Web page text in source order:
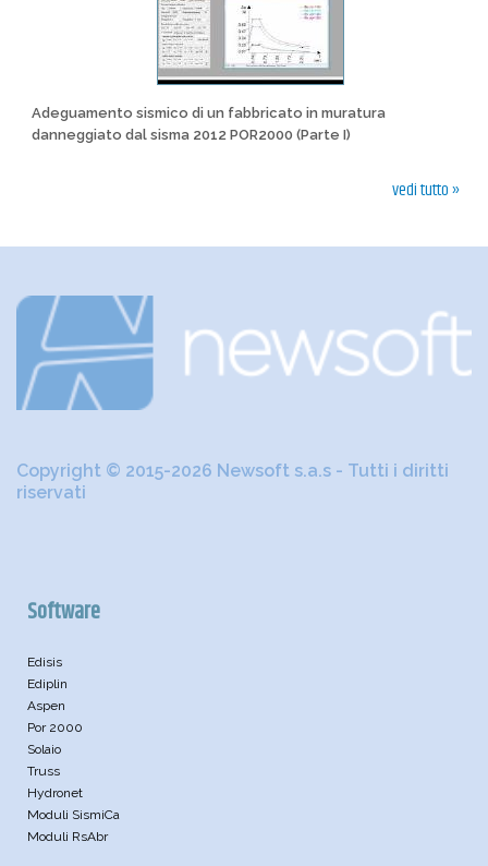
Adeguamento sismico di un fabbricato in muratura
danneggiato dal sisma 2012 POR2000 (Parte I)
vedi tutto »
Copyright © 2015-2026 Newsoft s.a.s - Tutti i diritti
riservati
Software
Edisis
Ediplin
Aspen
Por 2000
Solaio
Truss
Hydronet
Moduli SismiCa
Moduli RsAbr